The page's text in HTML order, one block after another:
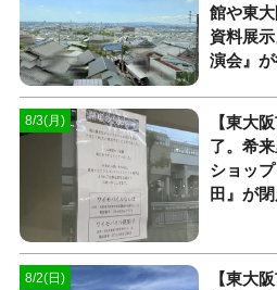
館や東
資料展
演会』が
8/3(月)
【東大
了。希
ショッ
田』が
8/2(日)
【東大